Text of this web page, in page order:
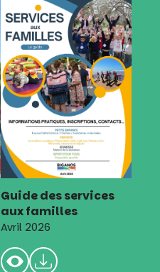
Guide des services
aux familles
Avril 2026